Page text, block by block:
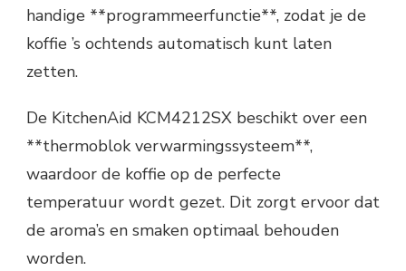
handige **programmeerfunctie**, zodat je de
koffie ’s ochtends automatisch kunt laten
zetten.
De KitchenAid KCM4212SX beschikt over een
**thermoblok verwarmingssysteem**,
waardoor de koffie op de perfecte
temperatuur wordt gezet. Dit zorgt ervoor dat
de aroma’s en smaken optimaal behouden
worden.